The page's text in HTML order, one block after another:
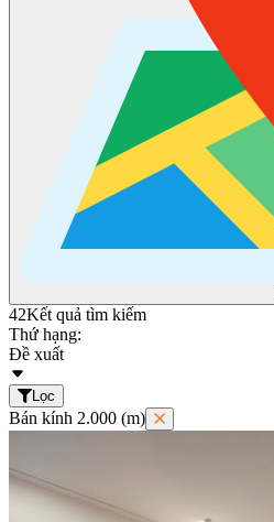
42Kết quả tìm kiếm
Thứ hạng:
Đề xuất
Lọc
Bán kính 2.000 (m)